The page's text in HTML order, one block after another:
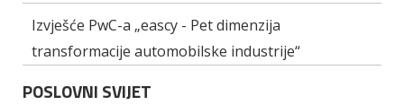
Izvješće PwC-a „eascy - Pet dimenzija
transformacije automobilske industrije“
POSLOVNI SVIJET